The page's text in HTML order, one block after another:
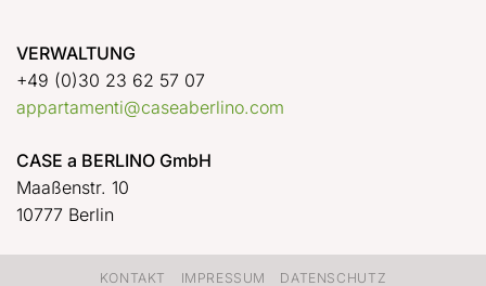
VERWALTUNG
+49 (0)30 23 62 57 07
appartamenti@caseaberlino.com
CASE a BERLINO GmbH
Maaßenstr. 10
10777 Berlin
KONTAKT IMPRESSUM DATENSCHUTZ